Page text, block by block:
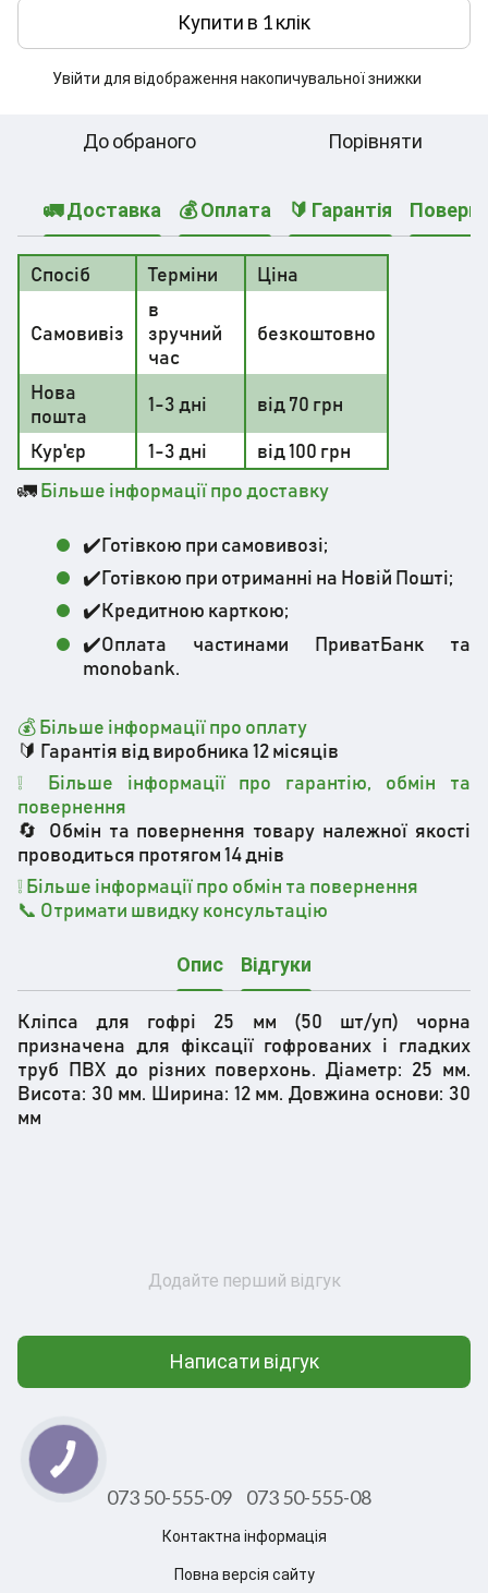
Купити в 1 клік
Увійти для відображення накопичувальної знижки
До обраного Порівняти
🚛 Доставка 💰 Оплата 🔰 Гарантія
Спосіб Терміни Ціна
Самовивіз
в
зручний
час
безкоштовно
Нова
пошта
1-3 дні
від 70 грн
Кур'єр
1-3 дні
від 100 грн
🚛Більше інформації про доставку
✔️Готівкою при самовивозі;
✔️Готівкою при отриманні на Новій Пошті;
✔️Кредитною карткою;
✔️Оплата частинами ПриватБанк та
monobank.
💰 Більше інформації про оплату
🔰 Гарантія від виробника 12 місяців
❕ Більше інформації про гарантію, обмін та
повернення
🔄 Обмін та повернення товару належної якості
проводиться протягом 14 днів
❕ Більше інформації про обмін та повернення
📞 Отримати швидку консультацію
Опис Відгуки
Кліпса для гофрі 25 мм (50 шт/уп) чорна
призначена для фіксації гофрованих і гладких
труб ПВХ до різних поверхонь. Діаметр: 25 мм.
Висота: 30 мм. Ширина: 12 мм. Довжина основи: 30
мм
Додайте перший відгук
Написати відгук
073 50-555-09 073 50-555-08
Контактна інформація
Повна версія сайту